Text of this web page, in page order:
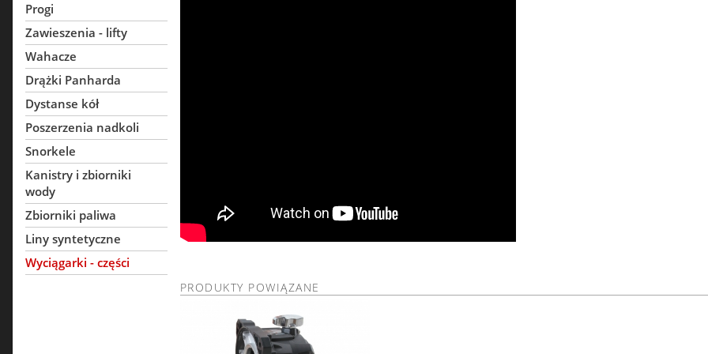
Progi
Zawieszenia - lifty
Wahacze
Drążki Panharda
Dystanse kół
Poszerzenia nadkoli
Snorkele
Kanistry i zbiorniki
wody
Zbiorniki paliwa
Liny syntetyczne
Wyciągarki - części
PRODUKTY POWIĄZANE